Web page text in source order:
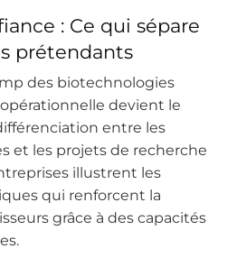
: Ce qui sépare
prétendants
des biotechnologies
devient le
entre les
et les projets de recherche
illustrent les
qui renforcent la
grâce à des capacités